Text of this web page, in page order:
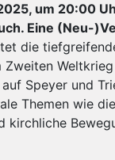
um 20:00
Eine (Neu-
die
Speyer und
Themen wie
kirchliche